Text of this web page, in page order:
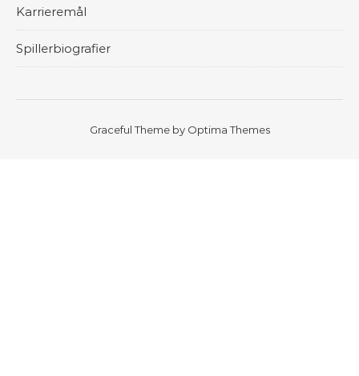
Karrieremål
Spillerbiografier
Graceful Theme by Optima Themes